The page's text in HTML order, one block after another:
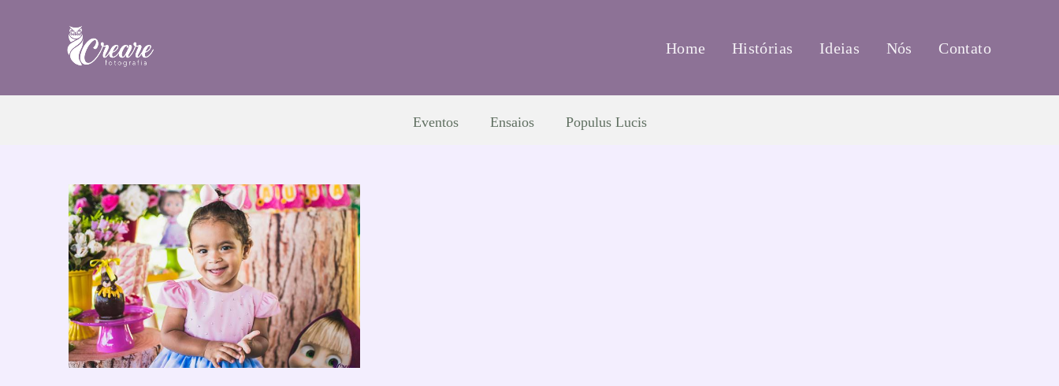
Home Histórias Ideias Nós Contato
Eventos Ensaios Populus Lucis